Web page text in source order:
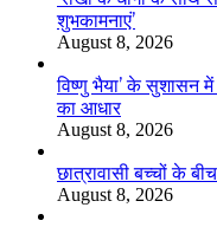
शुभकामनाएं’
August 8, 2026
विष्णु भैया’ के सुशासन में
का आधार
August 8, 2026
छात्रावासी बच्चों के
August 8, 2026